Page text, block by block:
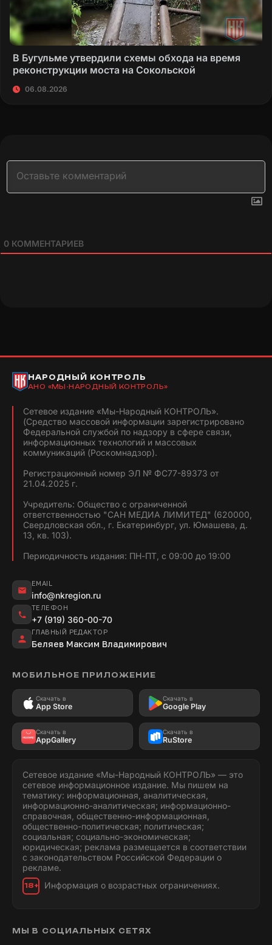
В Бугульме утвердили схемы обхода на время
реконструкции моста на Сокольской
06.08.2026
0 КОММЕНТАРИЕВ
НАРОДНЫЙ КОНТРОЛЬ
АНО «МЫ-НАРОДНЫЙ КОНТРОЛЬ»
Сетевое издание «Мы-Народный КОНТРОЛЬ».
(Средство массовой информации зарегистрировано
Федеральной службой по надзору в сфере связи,
информационных технологий и массовых
коммуникаций (Роскомнадзор).
Регистрационный номер ЭЛ № ФС77-89373 от
21.04.2025 г.
Учредитель: Общество с ограниченной
ответственностью "САН МЕДИА ЛИМИТЕД" (620000,
Свердловская обл., г. Екатеринбург, ул. Юмашева, д.
13, кв. 103).
Периодичность издания: ПН-ПТ, с 09:00 до 19:00
EMAIL
info@nkregion.ru
ТЕЛЕФОН
+7 (919) 360-00-70
ГЛАВНЫЙ РЕДАКТОР
Беляев Максим Владимирович
МОБИЛЬНОЕ ПРИЛОЖЕНИЕ
Скачать в
App Store
Скачать в
Google Play
Скачать в
AppGallery
Скачать в
RuStore
Сетевое издание «Мы-Народный КОНТРОЛЬ» — это
сетевое информационное издание. Мы пишем на
тематику: информационная, аналитическая,
информационно-аналитическая; информационно-
справочная, общественно-информационная,
общественно-политическая; политическая;
социальная; социально-экономическая;
юридическая; реклама размещается в соответствии
с законодательством Российской Федерации о
рекламе.
18+ Информация о возрастных ограничениях.
МЫ В СОЦИАЛЬНЫХ СЕТЯХ